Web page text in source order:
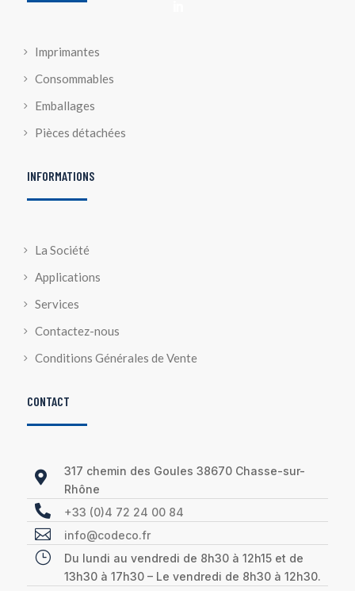
Imprimantes
Consommables
Emballages
Pièces détachées
INFORMATIONS
La Société
Applications
Services
Contactez-nous
Conditions Générales de Vente
CONTACT

317 chemin des Goules 38670 Chasse-sur-
Rhône
 +33 (0)4 72 24 00 84
 info@codeco.fr
}
Du lundi au vendredi de 8h30 à 12h15 et de
13h30 à 17h30 – Le vendredi de 8h30 à 12h30.